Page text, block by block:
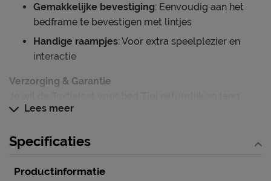
Gemakkelijke bevestiging: Eenvoudig aan het
bedframe te bevestigen met lintjes
Handige raampjes: Voor extra speelplezier en
interactie
Verzorging & Garantie
mogelijk mooi én schoon houden. Alle
product, vind je terug bij het kopje ‘Goed om te weten’.
Lees meer
Specificaties
Productinformatie